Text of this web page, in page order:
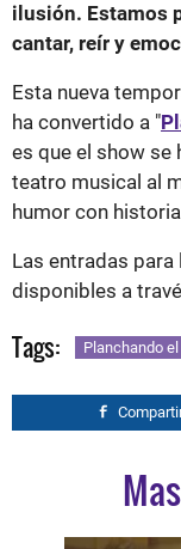
ilusión. Estamos
cantar, reír y
Esta nueva
ha convertido a "
es que el show se
teatro musical al
humor con
Las entradas para
disponibles a
Tags: Planchando